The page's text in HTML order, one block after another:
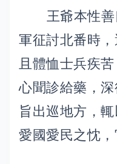
王爺本性善
軍征討北番時，
且體恤士兵疾
心聞診給藥，
旨出巡地方，
愛國愛民之忱，